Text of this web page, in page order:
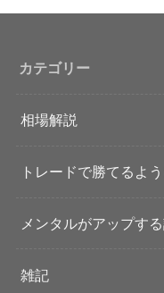
カテゴリー
相場解説
トレードで勝てるよ
メンタルがアップす
雑記